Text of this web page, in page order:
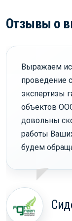
Отзывы о
Выражаем
проведение
экспертизы
объектов
довольны
работы
будем